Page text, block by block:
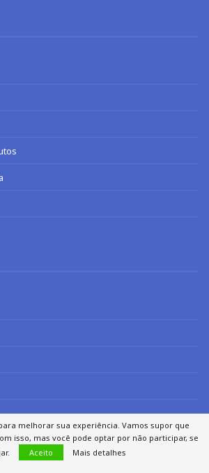
melhorar sua experiência. Vamos supor que
isso, mas você pode optar por não participar, se
Aceito Mais detalhes